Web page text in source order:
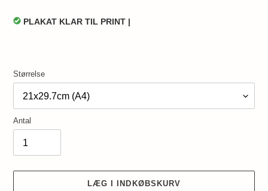
PLAKAT KLAR TIL PRINT |
Størrelse
Antal
LÆG I INDKØBSKURV